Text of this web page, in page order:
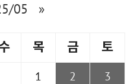
05 »
목 금 토
1 2
3